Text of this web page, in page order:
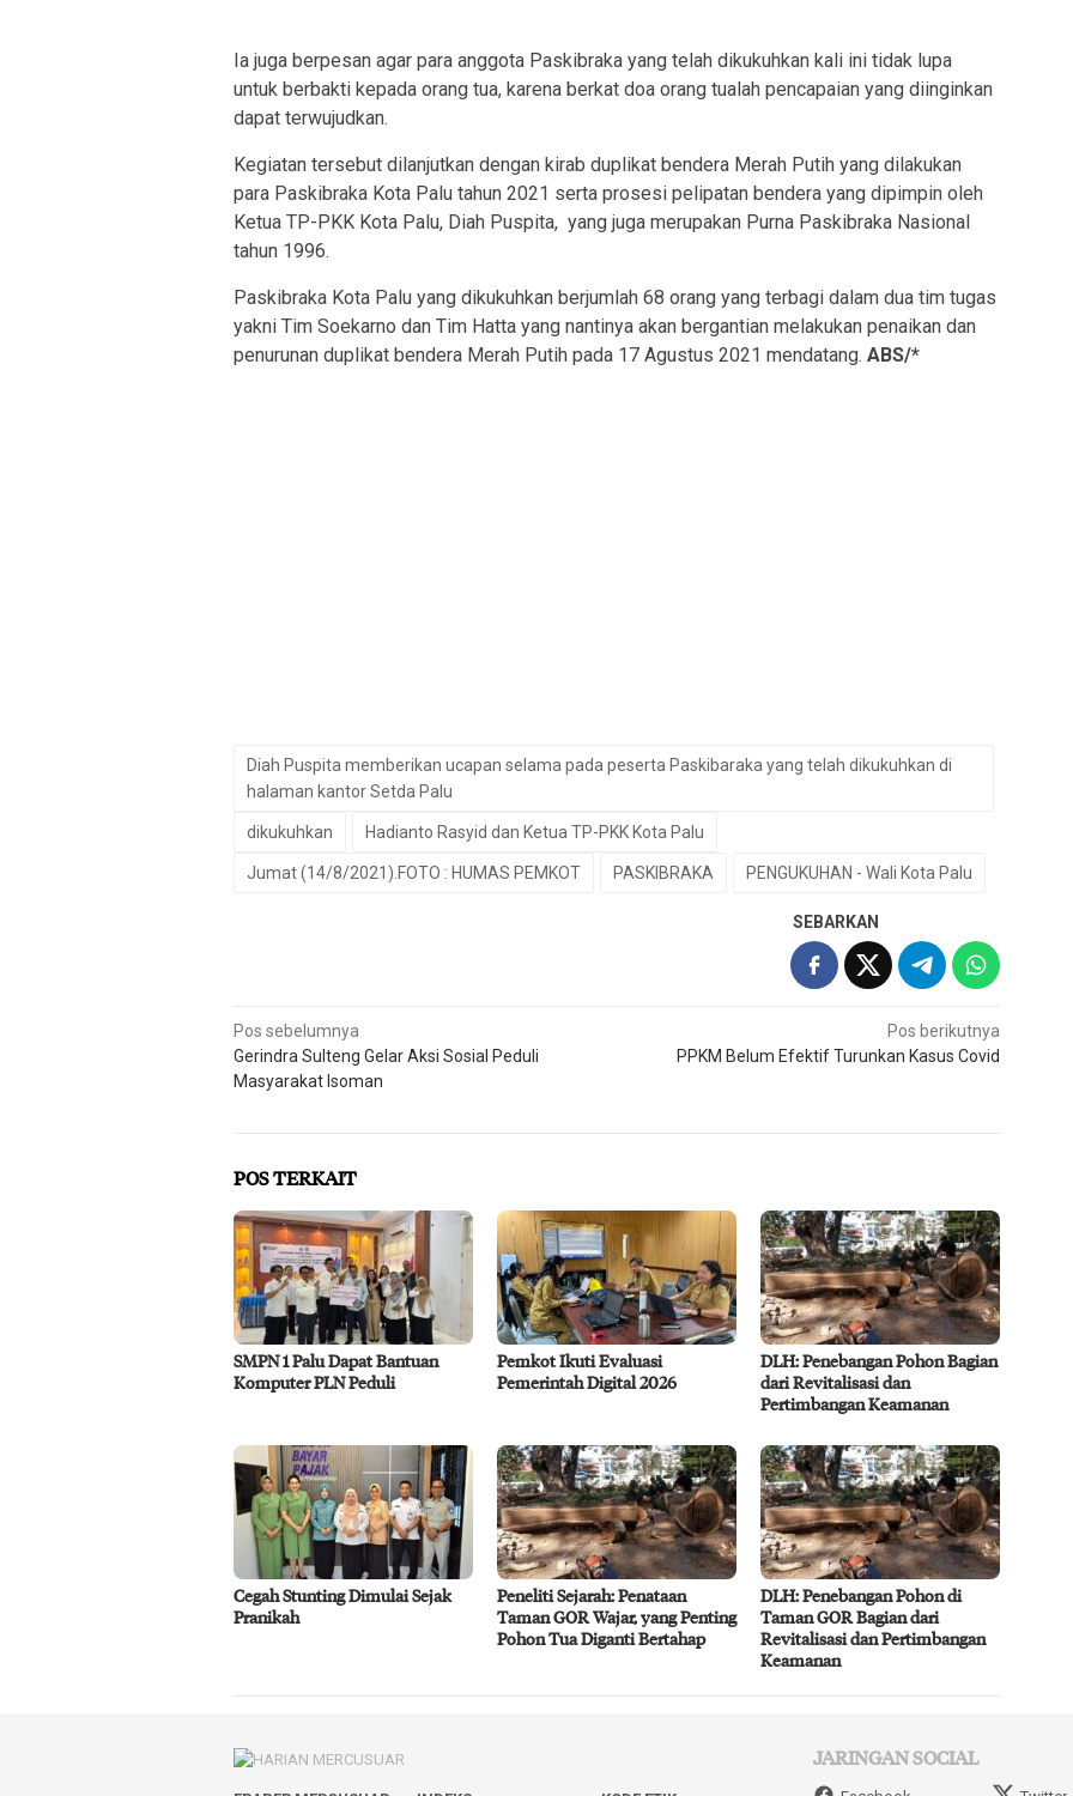
Ia juga berpesan agar para anggota Paskibraka yang telah dikukuhkan kali ini tidak lupa
untuk berbakti kepada orang tua, karena berkat doa orang tualah pencapaian yang diinginkan
dapat terwujudkan.
Kegiatan tersebut dilanjutkan dengan kirab duplikat bendera Merah Putih yang dilakukan
para Paskibraka Kota Palu tahun 2021 serta prosesi pelipatan bendera yang dipimpin oleh
Ketua TP-PKK Kota Palu, Diah Puspita, yang juga merupakan Purna Paskibraka Nasional
tahun 1996.
Paskibraka Kota Palu yang dikukuhkan berjumlah 68 orang yang terbagi dalam dua tim tugas
yakni Tim Soekarno dan Tim Hatta yang nantinya akan bergantian melakukan penaikan dan
penurunan duplikat bendera Merah Putih pada 17 Agustus 2021 mendatang. ABS/*
Diah Puspita memberikan ucapan selama pada peserta Paskibaraka yang telah dikukuhkan di
halaman kantor Setda Palu
dikukuhkan Hadianto Rasyid dan Ketua TP-PKK Kota Palu
Jumat (14/8/2021).FOTO : HUMAS PEMKOT PASKIBRAKA PENGUKUHAN - Wali Kota Palu
SEBARKAN
Navigasi
pos
Pos sebelumnya
Gerindra Sulteng Gelar Aksi Sosial Peduli
Masyarakat Isoman
Pos berikutnya
PPKM Belum Efektif Turunkan Kasus Covid
POS TERKAIT
SMPN 1 Palu Dapat Bantuan
Komputer PLN Peduli
Pemkot Ikuti Evaluasi
Pemerintah Digital 2026
DLH: Penebangan Pohon Bagian
dari Revitalisasi dan
Pertimbangan Keamanan
Cegah Stunting Dimulai Sejak
Pranikah
Peneliti Sejarah: Penataan
Taman GOR Wajar, yang Penting
Pohon Tua Diganti Bertahap
DLH: Penebangan Pohon di
Taman GOR Bagian dari
Revitalisasi dan Pertimbangan
Keamanan
JARINGAN SOCIAL